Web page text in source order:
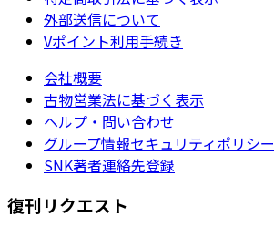
外部送信について
Vポイント利用手続き
会社概要
古物営業法に基づく表示
ヘルプ・問い合わせ
グループ情報セキュリティポリシー
SNK著者連絡先登録
復刊リクエスト